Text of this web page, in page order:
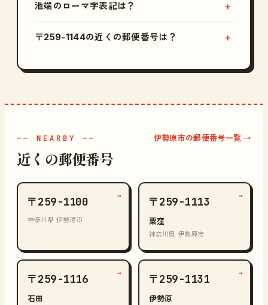
池端のローマ字表記は？
〒259-1144の近くの郵便番号は？
—— NEARBY ——
近くの郵便番号
伊勢原市の郵便番号一覧 →
〒259-1100
神奈川県 伊勢原市
→ 〒259-1113
粟窪
神奈川県 伊勢原市
→
〒259-1116
石田
→ 〒259-1131
伊勢原
→